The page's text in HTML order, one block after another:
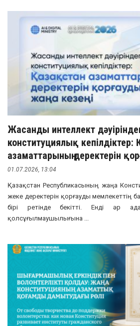
Жасанды интеллект
конституциялық кепілдіктер:
азаматтарының деректерін
01.07.2026, 13:04
Қазақстан Республикасының жаңа
жеке деректерін қорғауды мемлекеттің
бірі ретінде бекітті. Енді әр
қолсұғылмаушылығына ...